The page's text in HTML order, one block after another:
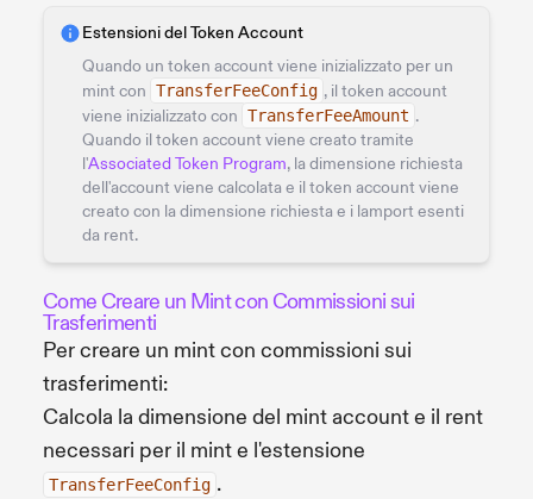
Estensioni del Token Account
Quando un token account viene inizializzato per un
mint con TransferFeeConfig , il token account
viene inizializzato con TransferFeeAmount .
Quando il token account viene creato tramite
l'Associated Token Program, la dimensione richiesta
dell'account viene calcolata e il token account viene
creato con la dimensione richiesta e i lamport esenti
da rent.
Come Creare un Mint con Commissioni sui
Trasferimenti
Per creare un mint con commissioni sui
trasferimenti:
Calcola la dimensione del mint account e il rent
necessari per il mint e l'estensione
TransferFeeConfig .